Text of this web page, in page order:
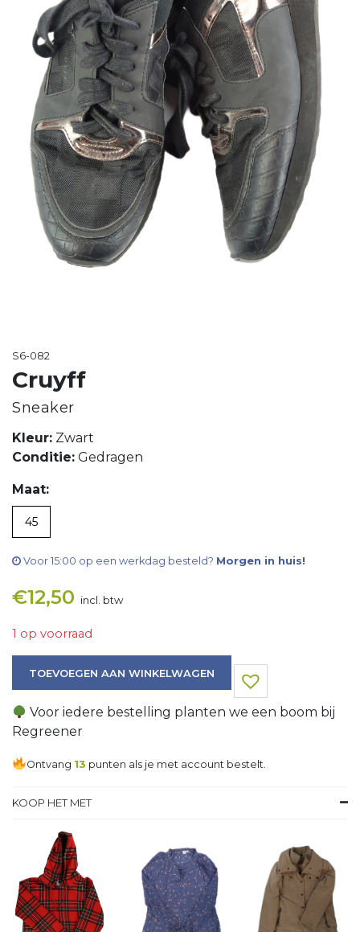
S6-082
Cruyff
Sneaker
Kleur: Zwart
Conditie: Gedragen
Maat:
45
Voor 15:00 op een werkdag besteld? Morgen in huis!
€12,50 incl. btw
1 op voorraad
TOEVOEGEN AAN WINKELWAGEN
Voor iedere bestelling planten we een boom bij
Regreener
Ontvang 13 punten als je met account bestelt.
KOOP HET MET